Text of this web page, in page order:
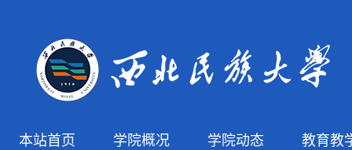
本站首页 学院概况 学院动态 教育教